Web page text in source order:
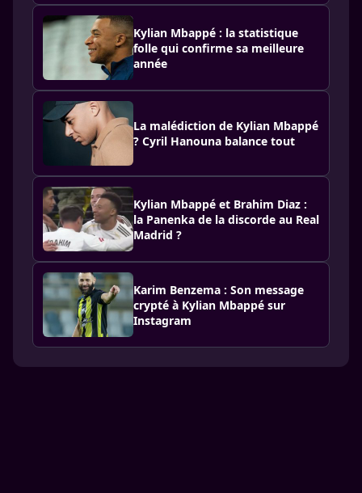
Kylian Mbappé : la statistique
folle qui confirme sa meilleure
année
La malédiction de Kylian Mbappé
? Cyril Hanouna balance tout
Kylian Mbappé et Brahim Diaz :
la Panenka de la discorde au Real
Madrid ?
Karim Benzema : Son message
crypté à Kylian Mbappé sur
Instagram